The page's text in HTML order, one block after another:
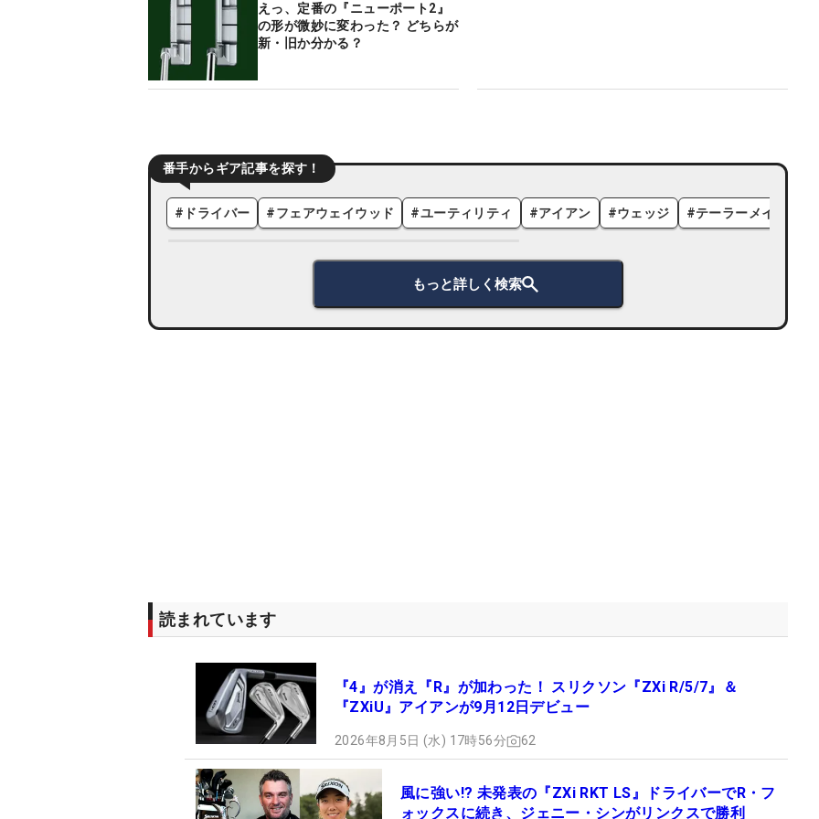
えっ、定番の『ニューポート2』
の形が微妙に変わった？ どちらが
新・旧か分かる？
番手からギア記事を探す！
# ドライバー #フェアウェイウッド #ユーティリティ #アイアン #ウェッジ #テーラーメイド
もっと詳しく検索
読まれています
『4』が消え『R』が加わった！ スリクソン『ZXi R/5/7』＆
『ZXiU』アイアンが9月12日デビュー
2026年8月5日 (水) 17時56分 62
風に強い!? 未発表の『ZXi RKT LS』ドライバーでR・フ
ォックスに続き、ジェニー・シンがリンクスで勝利